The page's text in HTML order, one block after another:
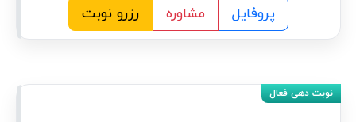
پروفایل مشاوره رزرو نوبت